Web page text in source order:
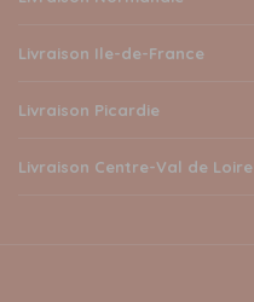
Livraison Ile-de-France
Livraison Picardie
Livraison Centre-Val de Loire